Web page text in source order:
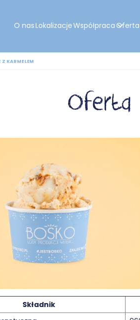
O nasLokalizacjeWspółpraca Oferta
KARMELEM
Oferta
Składnik